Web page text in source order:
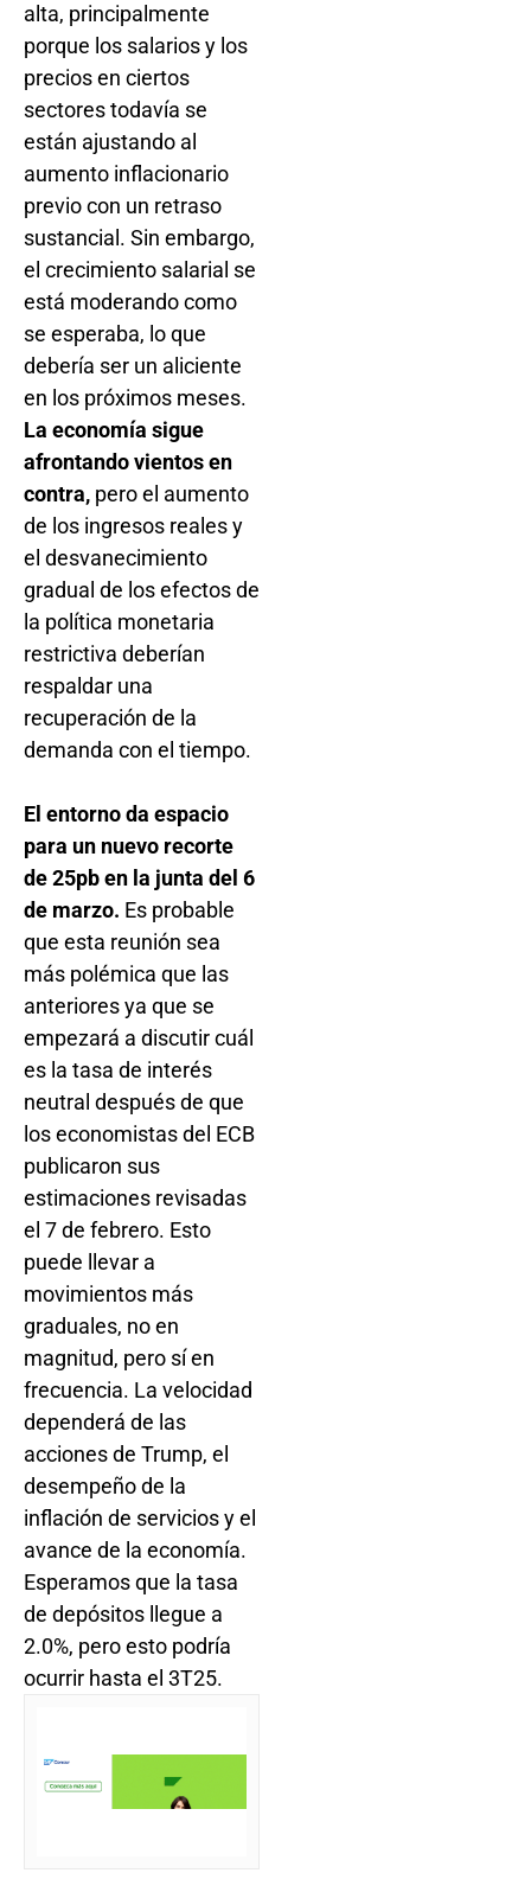
alta, principalmente
porque los salarios y los
precios en ciertos
sectores todavía se
están ajustando al
aumento inflacionario
previo con un retraso
sustancial. Sin embargo,
el crecimiento salarial se
está moderando como
se esperaba, lo que
debería ser un aliciente
en los próximos meses.
La economía sigue
afrontando vientos en
contra, pero el aumento
de los ingresos reales y
el desvanecimiento
gradual de los efectos de
la política monetaria
restrictiva deberían
respaldar una
recuperación de la
demanda con el tiempo.
El entorno da espacio
para un nuevo recorte
de 25pb en la junta del 6
de marzo. Es probable
que esta reunión sea
más polémica que las
anteriores ya que se
empezará a discutir cuál
es la tasa de interés
neutral después de que
los economistas del ECB
publicaron sus
estimaciones revisadas
el 7 de febrero. Esto
puede llevar a
movimientos más
graduales, no en
magnitud, pero sí en
frecuencia. La velocidad
dependerá de las
acciones de Trump, el
desempeño de la
inflación de servicios y el
avance de la economía.
Esperamos que la tasa
de depósitos llegue a
2.0%, pero esto podría
ocurrir hasta el 3T25.